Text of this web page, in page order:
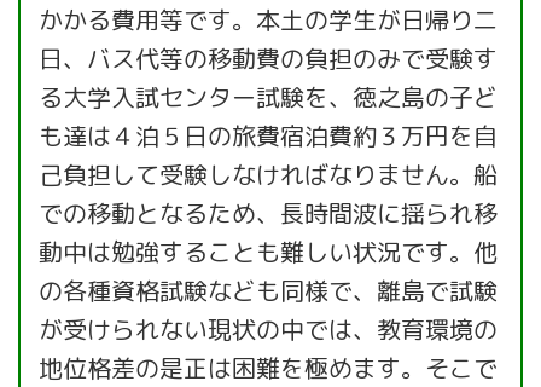
かかる費用等です。本土の学生が日帰り二
日、バス代等の移動費の負担のみで受験す
る大学入試センター試験を、徳之島の子ど
も達は４泊５日の旅費宿泊費約３万円を自
己負担して受験しなければなりません。船
での移動となるため、長時間波に揺られ移
動中は勉強することも難しい状況です。他
の各種資格試験なども同様で、離島で試験
が受けられない現状の中では、教育環境の
地位格差の是正は困難を極めます。そこで